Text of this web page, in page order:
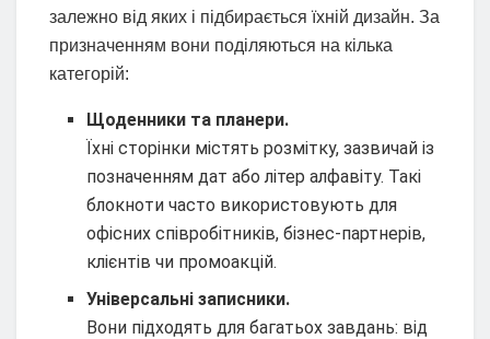
залежно від яких і підбирається їхній дизайн. За
призначенням вони поділяються на кілька
категорій:
Щоденники та планери.
Їхні сторінки містять розмітку, зазвичай із
позначенням дат або літер алфавіту. Такі
блокноти часто використовують для
офісних співробітників, бізнес-партнерів,
клієнтів чи промоакцій.
Універсальні записники.
Вони підходять для багатьох завдань: від